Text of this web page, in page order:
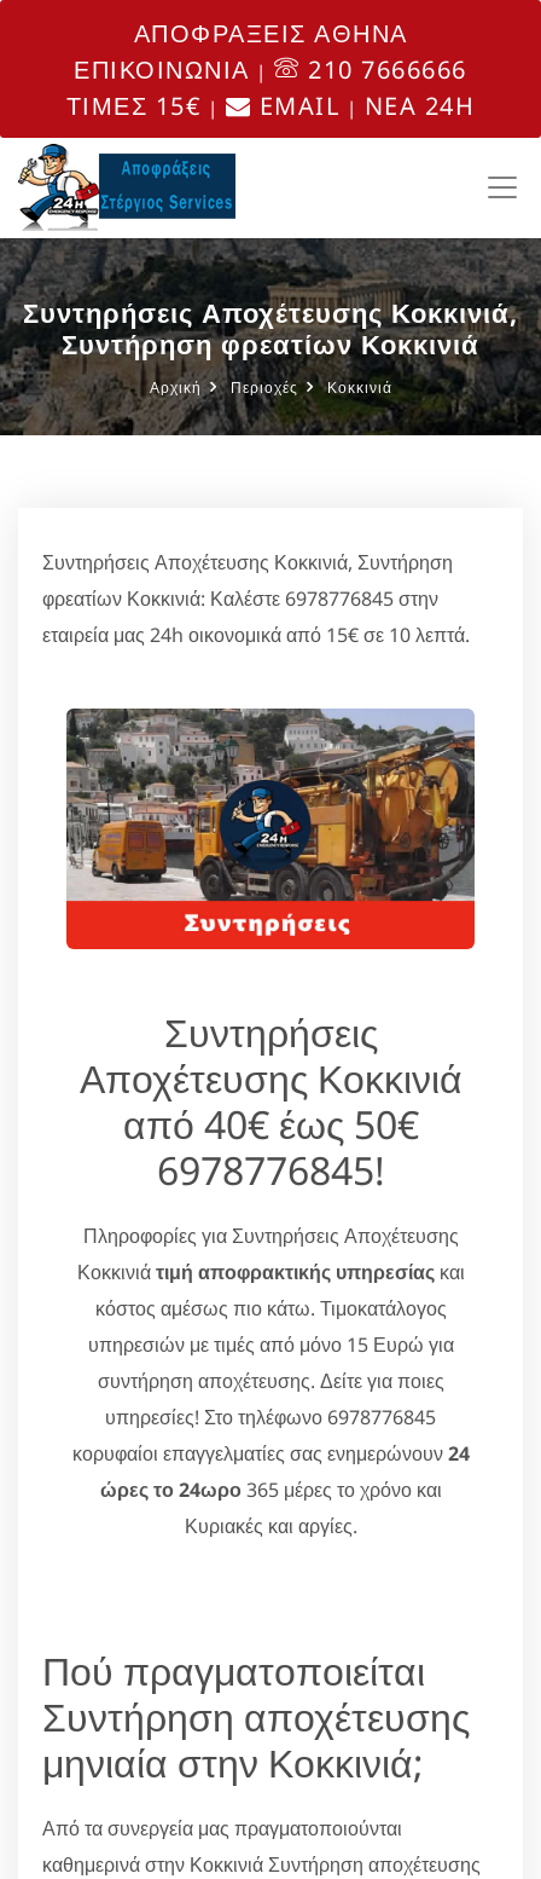
ΑΠΟΦΡΑΞΕΙΣ ΑΘΗΝΑ
ΕΠΙΚΟΙΝΩΝΙΑ |
210 7666666
ΤΙΜΕΣ 15€ | EMAIL | NEA 24H
Συντηρήσεις Αποχέτευσης Κοκκινιά,
Συντήρηση φρεατίων Κοκκινιά
Αρχική Περιοχές Κοκκινιά
Συντηρήσεις Αποχέτευσης Κοκκινιά, Συντήρηση
φρεατίων Κοκκινιά: Καλέστε 6978776845 στην
εταιρεία μας 24h οικονομικά από 15€ σε 10 λεπτά.
Συντηρήσεις
Αποχέτευσης Κοκκινιά
από 40€ έως 50€
6978776845!
Πληροφορίες για Συντηρήσεις Αποχέτευσης
Κοκκινιάτιμή αποφρακτικής υπηρεσίαςκαι
κόστος αμέσως πιο κάτω. Τιμοκατάλογος
υπηρεσιών με τιμές από μόνο 15 Ευρώ για
συντήρηση αποχέτευσης. Δείτε για ποιες
υπηρεσίες! Στο τηλέφωνο 6978776845
κορυφαίοι επαγγελματίες σας ενημερώνουν24
ώρες το 24ωρο365 μέρες το χρόνο και
Κυριακές και αργίες.
Πού πραγματοποιείται
Συντήρηση αποχέτευσης
μηνιαία στην Κοκκινιά;
Από τα συνεργεία μας πραγματοποιούνται
καθημερινά στην Κοκκινιά Συντήρηση αποχέτευσης